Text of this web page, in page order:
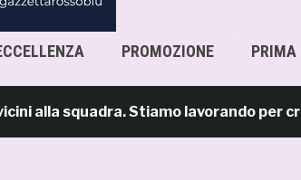
PROMOZIONE PRIMA
squadra. Stiamo lavorando per